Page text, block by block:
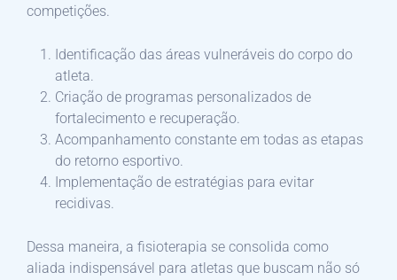
competições.
Identificação das áreas vulneráveis do corpo do
atleta.
Criação de programas personalizados de
fortalecimento e recuperação.
Acompanhamento constante em todas as etapas
do retorno esportivo.
Implementação de estratégias para evitar
recidivas.
Dessa maneira, a fisioterapia se consolida como
aliada indispensável para atletas que buscam não só